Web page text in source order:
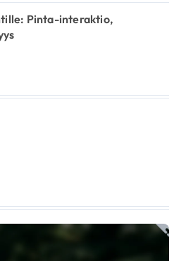
Pinta-interaktio,